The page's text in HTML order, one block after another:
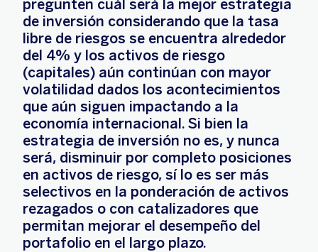
pregunten cuál será la mejor estrategia
de inversión considerando que la tasa
libre de riesgos se encuentra alrededor
del 4% y los activos de riesgo
(capitales) aún continúan con mayor
volatilidad dados los acontecimientos
que aún siguen impactando a la
economía internacional. Si bien la
estrategia de inversión no es, y nunca
será, disminuir por completo posiciones
en activos de riesgo, sí lo es ser más
selectivos en la ponderación de activos
rezagados o con catalizadores que
permitan mejorar el desempeño del
portafolio en el largo plazo.